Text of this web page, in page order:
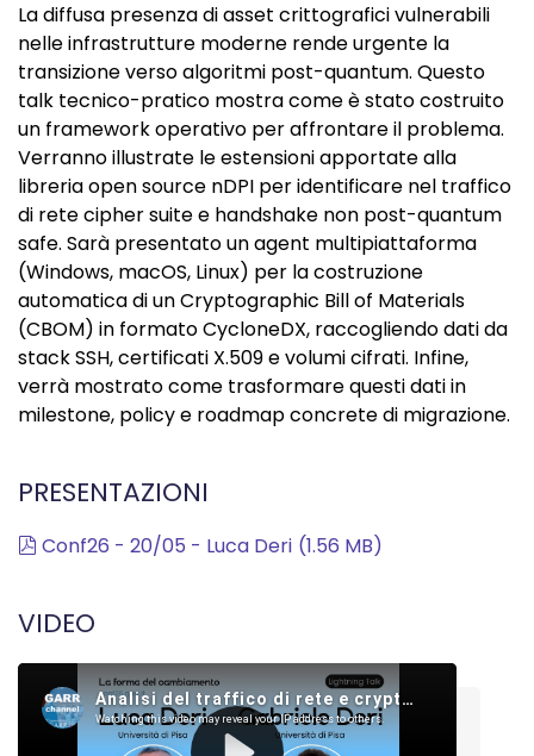
La diffusa presenza di asset crittografici vulnerabili
nelle infrastrutture moderne rende urgente la
transizione verso algoritmi post-quantum. Questo
talk tecnico-pratico mostra come è stato costruito
un framework operativo per affrontare il problema.
Verranno illustrate le estensioni apportate alla
libreria open source nDPI per identificare nel traffico
di rete cipher suite e handshake non post-quantum
safe. Sarà presentato un agent multipiattaforma
(Windows, macOS, Linux) per la costruzione
automatica di un Cryptographic Bill of Materials
(CBOM) in formato CycloneDX, raccogliendo dati da
stack SSH, certificati X.509 e volumi cifrati. Infine,
verrà mostrato come trasformare questi dati in
milestone, policy e roadmap concrete di migrazione.
PRESENTAZIONI
pdf
Conf26 - 20/05 - Luca Deri (1.56 MB)
VIDEO